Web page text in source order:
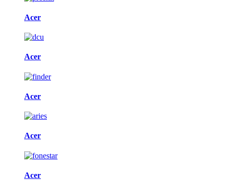
Acer
Acer
Acer
Acer
Acer